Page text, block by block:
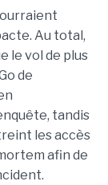
Au total,
le vol de plus
de
tandis
les accès
afin de